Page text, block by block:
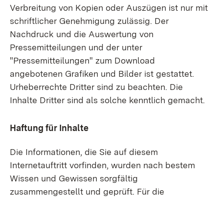
Verbreitung von Kopien oder Auszügen ist nur mit
schriftlicher Genehmigung zulässig. Der
Nachdruck und die Auswertung von
Pressemitteilungen und der unter
"Pressemitteilungen" zum Download
angebotenen Grafiken und Bilder ist gestattet.
Urheberrechte Dritter sind zu beachten. Die
Inhalte Dritter sind als solche kenntlich gemacht.
Haftung für Inhalte
Die Informationen, die Sie auf diesem
Internetauftritt vorfinden, wurden nach bestem
Wissen und Gewissen sorgfältig
zusammengestellt und geprüft. Für die